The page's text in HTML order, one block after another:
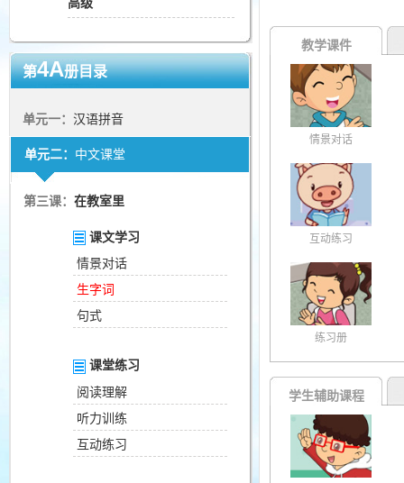
第4A册目录
单元一： 汉语拼音
单元二： 中文课堂
第三课： 在教室里
课文学习
情景对话
生字词
句式
课堂练习
阅读理解
听力训练
互动练习
教学课件
情景对话
互动练习
练习册
学生辅助课程